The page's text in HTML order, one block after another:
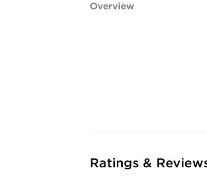
Overview
Ratings &